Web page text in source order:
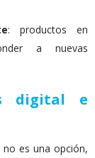
: productos en
a nuevas
digital e
es una opción,